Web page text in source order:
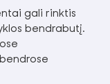
gali rinktis
bendrabutį.